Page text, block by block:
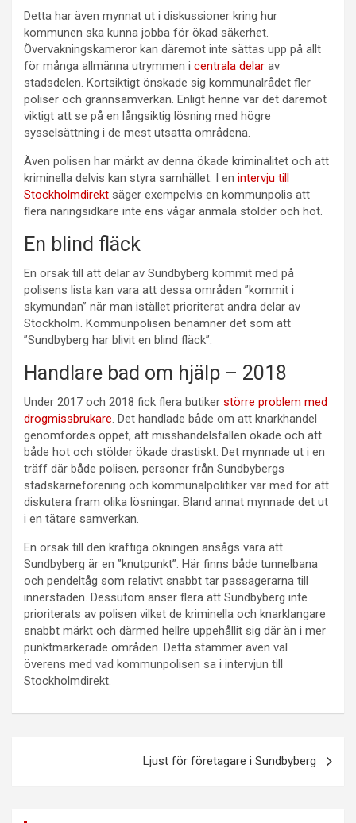
Detta har även mynnat ut i diskussioner kring hur
kommunen ska kunna jobba för ökad säkerhet.
Övervakningskameror kan däremot inte sättas upp på allt
för många allmänna utrymmen i centrala delar av
stadsdelen. Kortsiktigt önskade sig kommunalrådet fler
poliser och grannsamverkan. Enligt henne var det däremot
viktigt att se på en långsiktig lösning med högre
sysselsättning i de mest utsatta områdena.
Även polisen har märkt av denna ökade kriminalitet och att
kriminella delvis kan styra samhället. I en intervju till
Stockholmdirekt säger exempelvis en kommunpolis att
flera näringsidkare inte ens vågar anmäla stölder och hot.
En blind fläck
En orsak till att delar av Sundbyberg kommit med på
polisens lista kan vara att dessa områden ”kommit i
skymundan” när man istället prioriterat andra delar av
Stockholm. Kommunpolisen benämner det som att
”Sundbyberg har blivit en blind fläck”.
Handlare bad om hjälp – 2018
Under 2017 och 2018 fick flera butiker större problem med
drogmissbrukare. Det handlade både om att knarkhandel
genomfördes öppet, att misshandelsfallen ökade och att
både hot och stölder ökade drastiskt. Det mynnade ut i en
träff där både polisen, personer från Sundbybergs
stadskärneförening och kommunalpolitiker var med för att
diskutera fram olika lösningar. Bland annat mynnade det ut
i en tätare samverkan.
En orsak till den kraftiga ökningen ansågs vara att
Sundbyberg är en ”knutpunkt”. Här finns både tunnelbana
och pendeltåg som relativt snabbt tar passagerarna till
innerstaden. Dessutom anser flera att Sundbyberg inte
prioriterats av polisen vilket de kriminella och knarklangare
snabbt märkt och därmed hellre uppehållit sig där än i mer
punktmarkerade områden. Detta stämmer även väl
överens med vad kommunpolisen sa i intervjun till
Stockholmdirekt.
Ljust för företagare i Sundbyberg